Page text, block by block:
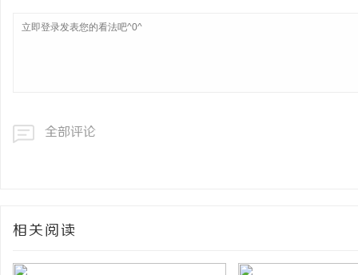
全部评论
相关阅读